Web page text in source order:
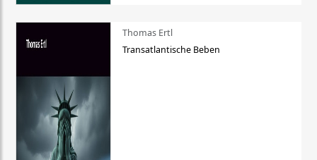
Thomas Ertl
Transatlantische Beben